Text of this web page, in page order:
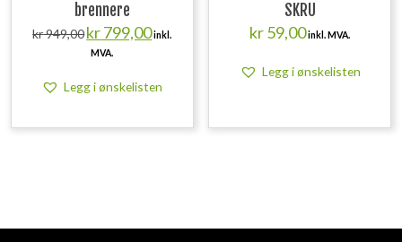
brennere
kr949,00Opprinnelig
pris
var:
kr799,00Nåværende
pris
inkl.
MVA.
Legg i ønskelisten
SKRU
kr59,00inkl. MVA.
Legg i ønskelisten